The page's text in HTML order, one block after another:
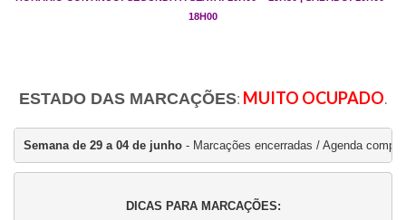
18H00
ESTADO DAS MARCAÇÕES: MUITO OCUPADO.
Semana de 29 a 04 de junho - Marcações encerradas / Agenda
DICAS PARA MARCAÇÕES: